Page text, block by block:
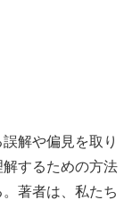
解や偏見を取り
するための方法
著者は、私たち